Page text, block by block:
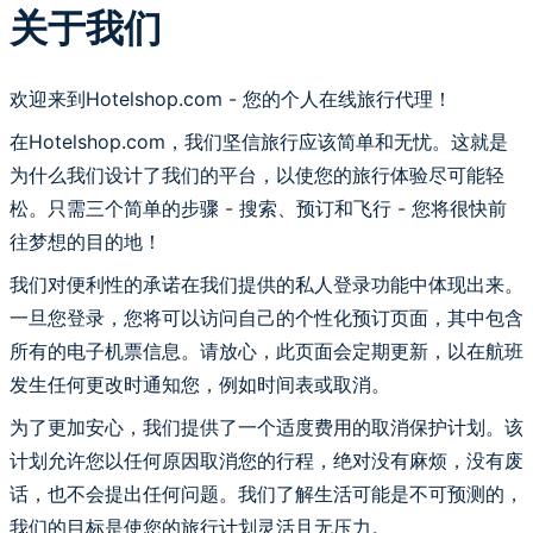
关于我们
欢迎来到Hotelshop.com - 您的个人在线旅行代理！
在Hotelshop.com，我们坚信旅行应该简单和无忧。这就是
为什么我们设计了我们的平台，以使您的旅行体验尽可能轻
松。只需三个简单的步骤 - 搜索、预订和飞行 - 您将很快前
往梦想的目的地！
我们对便利性的承诺在我们提供的私人登录功能中体现出来。
一旦您登录，您将可以访问自己的个性化预订页面，其中包含
所有的电子机票信息。请放心，此页面会定期更新，以在航班
发生任何更改时通知您，例如时间表或取消。
为了更加安心，我们提供了一个适度费用的取消保护计划。该
计划允许您以任何原因取消您的行程，绝对没有麻烦，没有废
话，也不会提出任何问题。我们了解生活可能是不可预测的，
我们的目标是使您的旅行计划灵活且无压力。